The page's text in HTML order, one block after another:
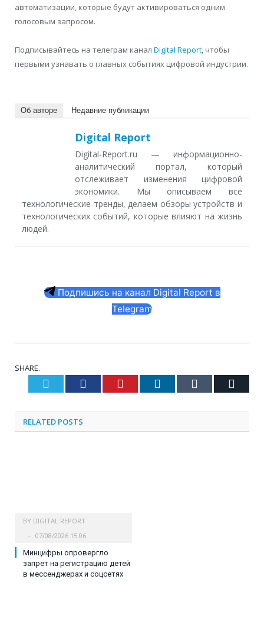
автоматизации, которые будут активироваться одним
голосовым запросом.
Подписывайтесь на телеграм канал Digital Report, чтобы
первыми узнавать о главных событиях цифровой индустрии.
Об авторе Недавние публикации
Digital Report
Digital-Report.ru — информационно-
аналитический портал, который
отслеживает изменения цифровой
экономики. Мы описываем все
технологические тренды, делаем обзоры устройств и
технологических событий, которые влияют на жизнь
людей.
Подпишись на канал Digital Report в
Telegram
SHARE.
Twitter Facebook Pinterest LinkedIn Tumblr
RELATED POSTS
BY DIGITAL REPORT
07/08/2026 15:06
Минцифры опровергло
запрет на регистрацию детей
в мессенджерах и соцсетях